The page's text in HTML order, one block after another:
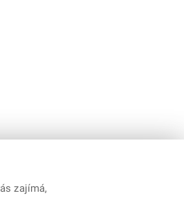
zajímá,